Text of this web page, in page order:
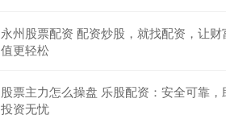
永州股票配资 配资炒股，就找配资，让财
值更轻松
股票主力怎么操盘 乐股配资：安全可靠，
投资无忧